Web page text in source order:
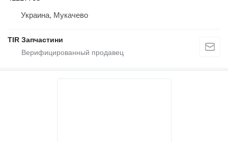
Украина, Мукачево
TIR Запчастини